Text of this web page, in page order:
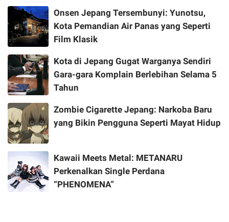
Onsen Jepang Tersembunyi: Yunotsu,
Kota Pemandian Air Panas yang Seperti
Film Klasik
Kota di Jepang Gugat Warganya Sendiri
Gara-gara Komplain Berlebihan Selama 5
Tahun
Zombie Cigarette Jepang: Narkoba Baru
yang Bikin Pengguna Seperti Mayat Hidup
Kawaii Meets Metal: METANARU
Perkenalkan Single Perdana
“PHENOMENA”